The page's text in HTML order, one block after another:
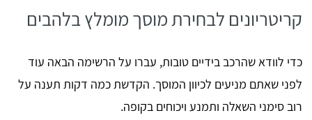
קריטריונים לבחירת מוסך מומלץ בלהבים
כדי לוודא שהרכב בידיים טובות, עברו על הרשימה הבאה עוד
לפני שאתם מניעים לכיוון המוסך. הקדשת כמה דקות תענה על
רוב סימני השאלה ותמנע ויכוחים בקופה.